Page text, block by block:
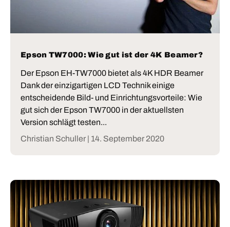
Epson TW7000: Wie gut ist der 4K Beamer?
Der Epson EH-TW7000 bietet als 4K HDR Beamer
Dank der einzigartigen LCD Technik einige
entscheidende Bild- und Einrichtungsvorteile: Wie
gut sich der Epson TW7000 in der aktuellsten
Version schlägt testen...
Christian Schuller | 14. September 2020